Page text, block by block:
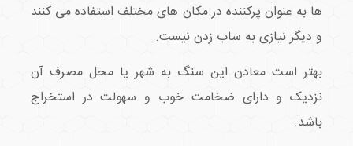
ها به عنوان پرکننده در مکان های مختلف استفاده می کنند
و دیگر نیازی به ساب زدن نیست.
بهتر است معادن این سنگ به شهر یا محل مصرف آن
نزدیک و دارای ضخامت خوب و سهولت در استخراج
باشد.